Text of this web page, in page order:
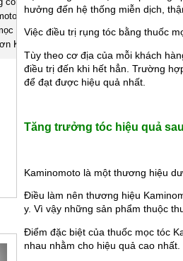
hiện giờ rất vui. Xin cảm ơn
Kaminomoto đã cho mình sự tự tin
hưởng đến hệ thống miễn dịch,
Việc điều trị rụng tóc bằng thuốc
Tùy theo cơ địa của mỗi khách
điều trị đến khi hết hẳn. Trường
để đạt được hiệu quả nhất.
Tăng trưởng tóc hiệu quả
Kaminomoto là một thương hiệu
Điều làm nên thương hiệu
y. Vì vậy những sản phẩm thuộc
Điểm đặc biệt của thuốc mọc tóc
nhau nhằm cho hiệu quả cao nhất.